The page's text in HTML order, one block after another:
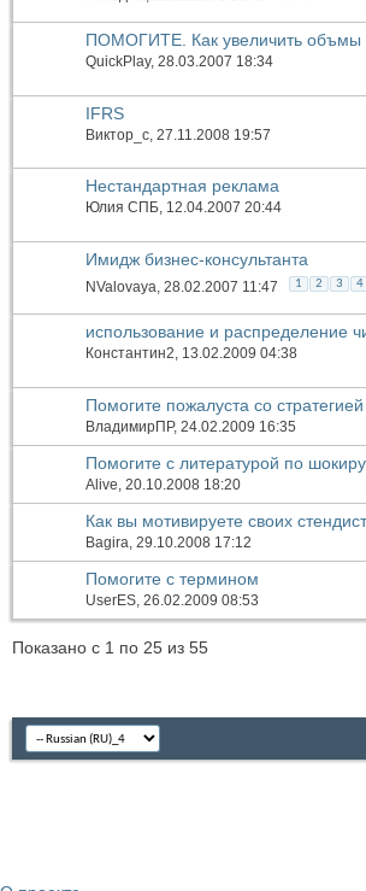
ПОМОГИТЕ. Как увеличить объмы
QuickPlay, 28.03.2007 18:34
IFRS
Виктор_c, 27.11.2008 19:57
Нестандартная реклама
Юлия СПБ, 12.04.2007 20:44
Имидж бизнес-консультанта
NValovaya, 28.02.2007 11:47 1 2 3 4
использование и распределение
Константин2, 13.02.2009 04:38
Помогите пожалуста со стратегией
ВладимирПР, 24.02.2009 16:35
Помогите с литературой по
Alive, 20.10.2008 18:20
Как вы мотивируете своих
качественную работу на стенде?
Bagira, 29.10.2008 17:12
Помогите с термином
UserES, 26.02.2009 08:53
Показано с 1 по 25 из 55